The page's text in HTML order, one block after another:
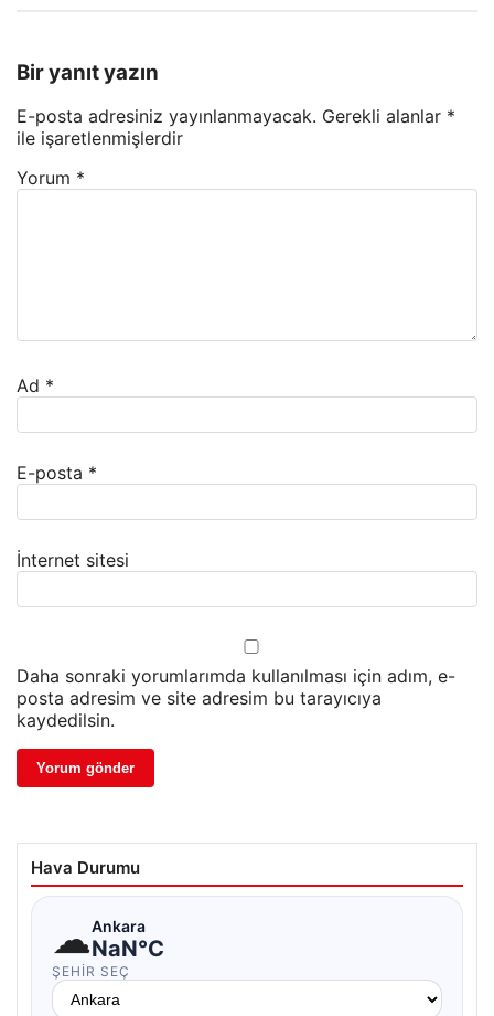
Bir yanıt yazın
E-posta adresiniz yayınlanmayacak. Gerekli alanlar *
ile işaretlenmişlerdir
Yorum *
Ad *
E-posta *
İnternet sitesi
Daha sonraki yorumlarımda kullanılması için adım, e-
posta adresim ve site adresim bu tarayıcıya
kaydedilsin.
Hava Durumu
☁Ankara
NaN°C
ŞEHIR SEÇ